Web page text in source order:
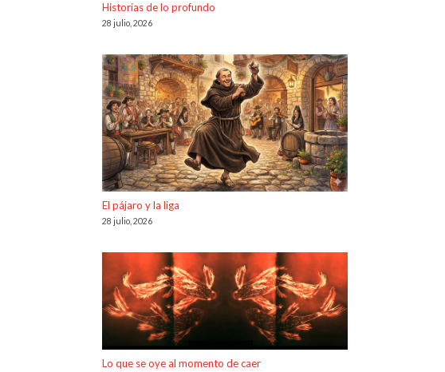
Historias de lo profundo
28 julio, 2026
El pájaro y la liga
28 julio, 2026
Lo que se oye al momento de caer